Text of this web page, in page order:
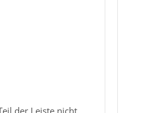
der Leiste nicht